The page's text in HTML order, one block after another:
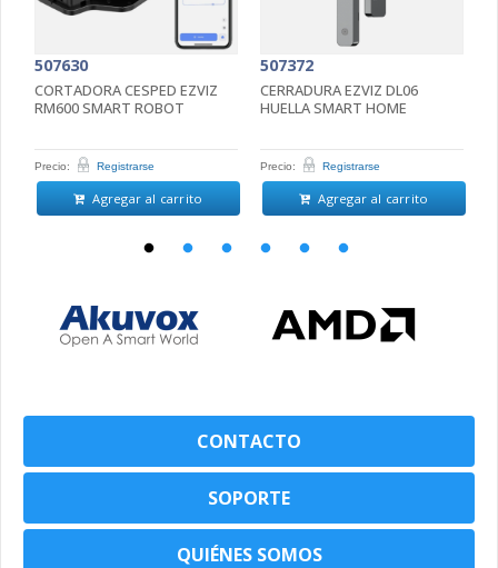
507630
CORTADORA CESPED EZVIZ
RM600 SMART ROBOT
Precio: Registrarse
Agregar al carrito
507372
CERRADURA EZVIZ DL06
HUELLA SMART HOME
Precio: Registrarse
Agregar al carrito
CONTACTO
SOPORTE
QUIÉNES SOMOS